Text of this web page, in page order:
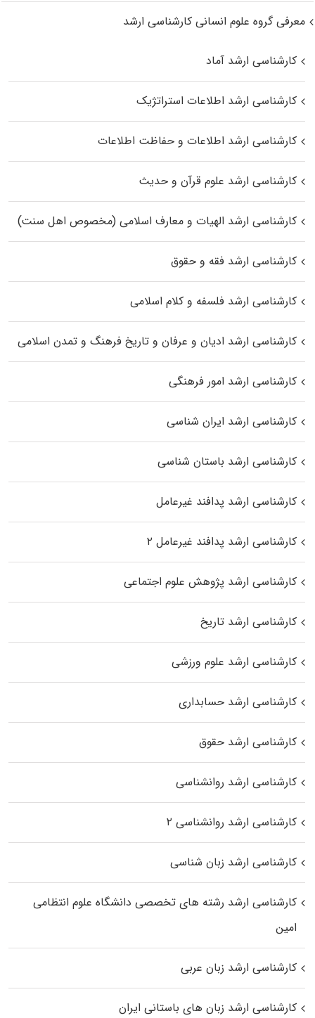
معرفی گروه علوم انسانی کارشناسی ارشد
کارشناسی ارشد آماد
کارشناسی ارشد اطلاعات استراتژیک
کارشناسی ارشد اطلاعات و حفاظت اطلاعات
کارشناسی ارشد علوم قرآن و حدیث
کارشناسی ارشد الهیات و معارف اسلامی (مخصوص اهل سنت)
کارشناسی ارشد فقه و حقوق
کارشناسی ارشد فلسفه و کلام اسلامی
کارشناسی ارشد ادیان و عرفان و تاریخ فرهنگ و تمدن اسلامی
کارشناسی ارشد امور فرهنگی
کارشناسی ارشد ایران شناسی
کارشناسی ارشد باستان شناسی
کارشناسی ارشد پدافند غیرعامل
کارشناسی ارشد پدافند غیرعامل ۲
کارشناسی ارشد پژوهش علوم اجتماعی
کارشناسی ارشد تاریخ
کارشناسی ارشد علوم ورزشی
کارشناسی ارشد حسابداری
کارشناسی ارشد حقوق
کارشناسی ارشد روانشناسی
کارشناسی ارشد روانشناسی ۲
کارشناسی ارشد زبان شناسی
کارشناسی ارشد رﺷﺘﻪ ﻫﺎی تخصصی داﻧﺸﮕﺎه ﻋﻠﻮم انتظامی
اﻣﻴﻦ
کارشناسی ارشد زبان عربی
کارشناسی ارشد زبان‌ های باستانی ایران